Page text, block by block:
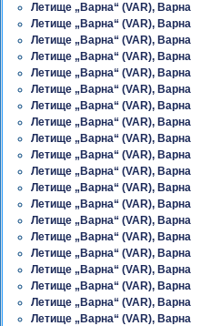
Летище „Варна“ (VAR), Варна
Летище „Варна“ (VAR), Варна
Летище „Варна“ (VAR), Варна
Летище „Варна“ (VAR), Варна
Летище „Варна“ (VAR), Варна
Летище „Варна“ (VAR), Варна
Летище „Варна“ (VAR), Варна
Летище „Варна“ (VAR), Варна
Летище „Варна“ (VAR), Варна
Летище „Варна“ (VAR), Варна
Летище „Варна“ (VAR), Варна
Летище „Варна“ (VAR), Варна
Летище „Варна“ (VAR), Варна
Летище „Варна“ (VAR), Варна
Летище „Варна“ (VAR), Варна
Летище „Варна“ (VAR), Варна
Летище „Варна“ (VAR), Варна
Летище „Варна“ (VAR), Варна
Летище „Варна“ (VAR), Варна
Летище „Варна“ (VAR), Варна